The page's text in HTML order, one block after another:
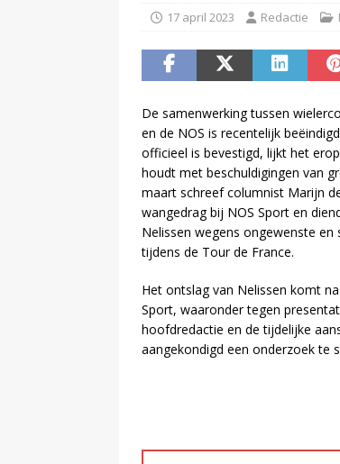
17 april 2023 Redactie
De samenwerking tussen
en de NOS is recentelijk
officieel is bevestigd, lijkt het
houdt met beschuldigingen van
maart schreef columnist Marijn
wangedrag bij NOS Sport en
Nelissen wegens ongewenste
tijdens de Tour de France.
Het ontslag van Nelissen komt
Sport, waaronder tegen
hoofdredactie en de tijdelijke
aangekondigd een onderzoek te